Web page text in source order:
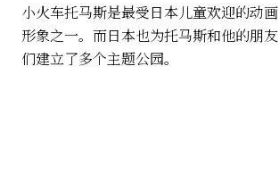
小火车托马斯是最受日本儿童欢迎的动画
形象之一。而日本也为托马斯和他的朋友
们建立了多个主题公园。